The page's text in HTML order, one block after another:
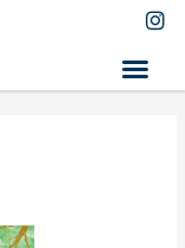
I